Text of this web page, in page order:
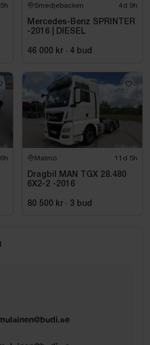
Smedjebacken 4d 9h
Mercedes-Benz SPRINTER
-2016 | DIESEL
46 000 kr · 4 bud
Malmö 11d 5h
Dragbil MAN TGX 28.480
6X2-2 -2016
80 500 kr · 3 bud